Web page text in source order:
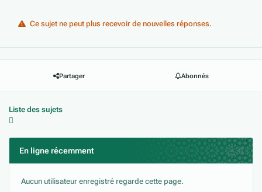
Ce sujet ne peut plus recevoir de nouvelles réponses.
Partager Abonnés
Liste des sujets
En ligne récemment 0
Aucun utilisateur enregistré regarde cette page.